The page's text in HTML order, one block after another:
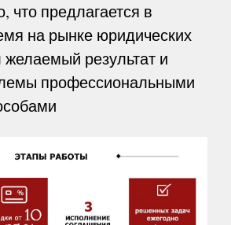
что предлагается в
на рынке юридических
желаемый результат и
профессиональными